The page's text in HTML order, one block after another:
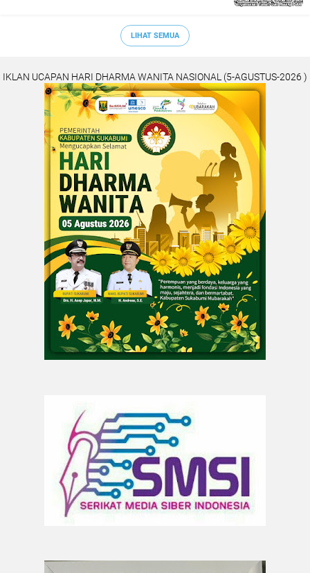
LIHAT SEMUA
IKLAN UCAPAN HARI DHARMA WANITA NASIONAL (5-AGUSTUS-2026 )